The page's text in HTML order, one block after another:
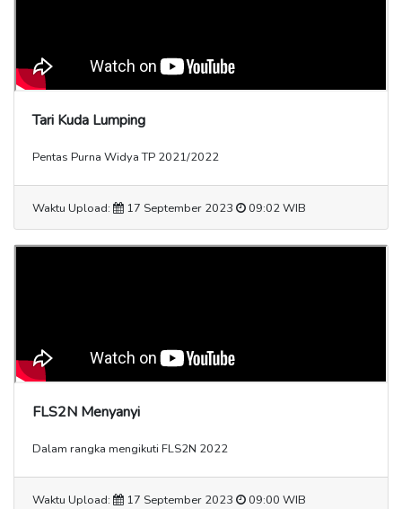
Tari Kuda Lumping
Pentas Purna Widya TP 2021/2022
Waktu Upload: 17 September 2023 09:02 WIB
FLS2N Menyanyi
Dalam rangka mengikuti FLS2N 2022
Waktu Upload: 17 September 2023 09:00 WIB